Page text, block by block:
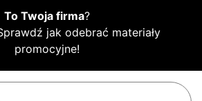
To Twoja firma?
jak odebrać materiały
promocyjne!